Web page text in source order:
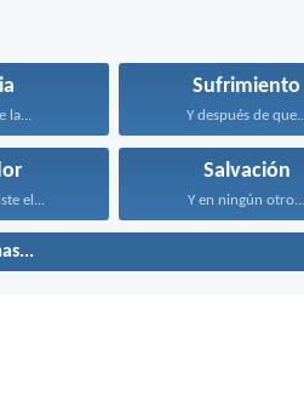
la...
Sufrimiento
Y después de
el...
Salvación
Y en ningún otro...